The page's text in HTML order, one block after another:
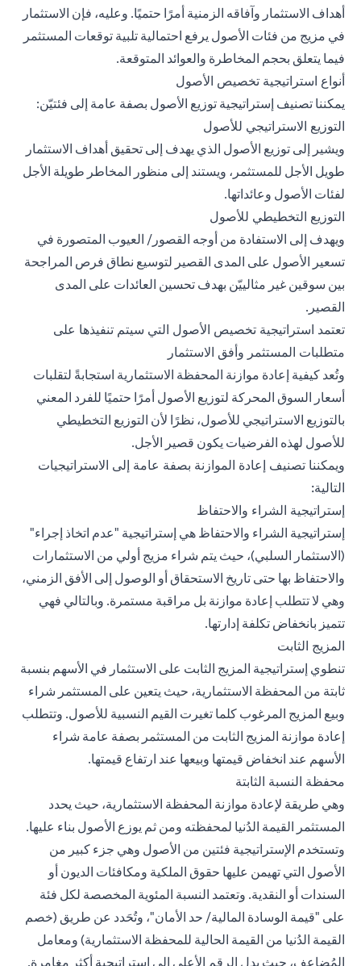
أهداف الاستثمار وآفاقه الزمنية أمرًا حتميًا. وعليه، فإن الاستثمار
في مزيج من فئات الأصول يرفع احتمالية تلبية توقعات المستثمر
فيما يتعلق بحجم المخاطرة والعوائد المتوقعة.
أنواع استراتيجية تخصيص الأصول
يمكننا تصنيف إستراتيجية توزيع الأصول بصفة عامة إلى فئتيّن:
التوزيع الاستراتيجي للأصول
ويشير إلى توزيع الأصول الذي يهدف إلى تحقيق أهداف الاستثمار
طويل الأجل للمستثمر، ويستند إلى منظور المخاطر طويلة الأجل
لفئات الأصول وعائداتها.
التوزيع التخطيطي للأصول
ويهدف إلى الاستفادة من أوجه القصور/ العيوب المتصورة في
تسعير الأصول على المدى القصير لتوسيع نطاق فرص المراجحة
بين سوقين غير مثالييّن بهدف تحسين العائدات على المدى
القصير.
تعتمد استراتيجية تخصيص الأصول التي سيتم تنفيذها على
متطلبات المستثمر وأفق الاستثمار
وتُعد كيفية إعادة موازنة المحفظة الاستثمارية استجابةً لتقلبات
أسعار السوق المحركة لتوزيع الأصول أمرًا حتميًا للفرد المعني
بالتوزيع الاستراتيجي للأصول، نظرًا لأن التوزيع التخطيطي
للأصول لهذه الفرضيات يكون قصير الأجل.
ويمكننا تصنيف إعادة الموازنة بصفة عامة إلى الاستراتيجيات
التالية:
إستراتيجية الشراء والاحتفاظ
إستراتيجية الشراء والاحتفاظ هي إستراتيجية "عدم اتخاذ إجراء"
(الاستثمار السلبي)، حيث يتم شراء مزيج أولي من الاستثمارات
والاحتفاظ بها حتى تاريخ الاستحقاق أو الوصول إلى الأفق الزمني،
وهي لا تتطلب إعادة موازنة بل مراقبة مستمرة. وبالتالي فهي
تتميز بانخفاض تكلفة إدارتها.
المزيج الثابت
تنطوي إستراتيجية المزيج الثابت على الاستثمار في الأسهم بنسبة
ثابتة من المحفظة الاستثمارية، حيث يتعين على المستثمر شراء
وبيع المزيج المرغوب كلما تغيرت القيم النسبية للأصول. وتتطلب
إعادة موازنة المزيج الثابت من المستثمر بصفة عامة شراء
الأسهم عند انخفاض قيمتها وبيعها عند ارتفاع قيمتها.
محفظة النسبة الثابتة
وهي طريقة لإعادة موازنة المحفظة الاستثمارية، حيث يحدد
المستثمر القيمة الدُنيا لمحفظته ومن ثم يوزع الأصول بناء عليها.
وتستخدم الإستراتيجية فئتين من الأصول وهي جزء كبير من
الأصول التي تهيمن عليها حقوق الملكية ومكافئات الديون أو
السندات أو النقدية. وتعتمد النسبة المئوية المخصصة لكل فئة
على "قيمة الوسادة المالية/ حد الأمان"، وتُحَدد عن طريق (خصم
القيمة الدُنيا من القيمة الحالية للمحفظة الاستثمارية) ومعامل
المُضاعِف، حيث يدل الرقم الأعلى إلى إستراتيجية أكثر مغامرة.